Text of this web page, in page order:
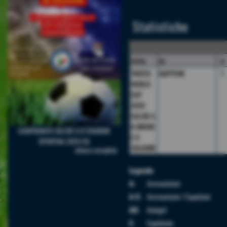
CAMPIONATO CALCIO A 8 STAGIONE
SPORTIVA 2025/26
elenco completo
Statistiche
camp. sq.
TROFEO
WORLD
CUP
2026
CALCIO A
8 GIRONE
SQUADRE
GIAPPONE
Legenda
A:
Ammonizioni
A/E:
Ammonizioni / Espulsioni
AU:
Autogol
E:
Espulsione